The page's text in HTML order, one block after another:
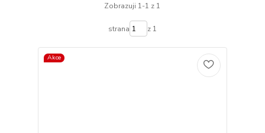
Zobrazuji 1-1 z 1
strana z 1
Akce